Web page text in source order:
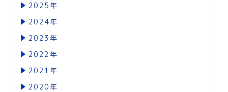
2025年
2024年
2023年
2022年
2021年
2020年